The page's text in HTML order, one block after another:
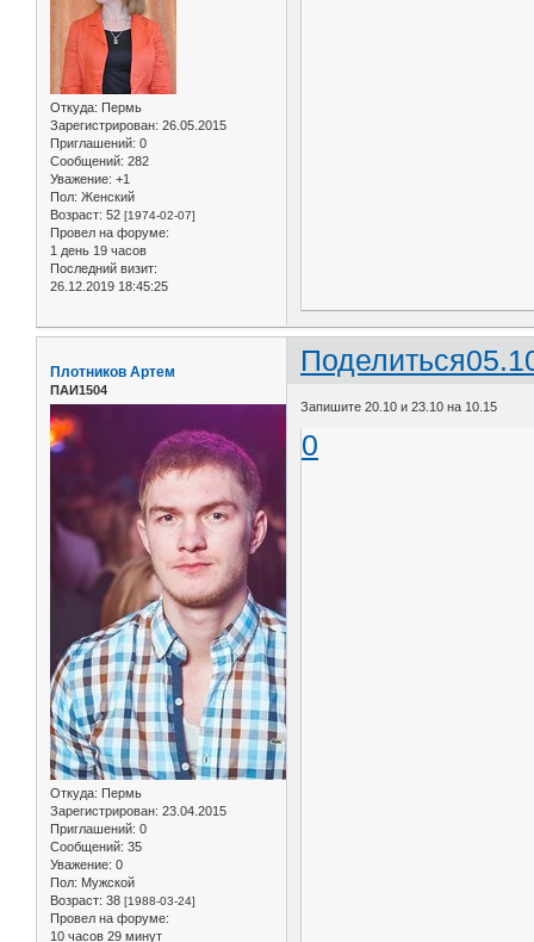
Откуда: Пермь
Зарегистрирован: 26.05.2015
Приглашений: 0
Сообщений: 282
Уважение: +1
Пол: Женский
Возраст: 52 [1974-02-07]
Провел на форуме:
1 день 19 часов
Последний визит:
26.12.2019 18:45:25
Поделиться
Плотников Артем
ПАИ1504
Откуда: Пермь
Зарегистрирован: 23.04.2015
Приглашений: 0
Сообщений: 35
Уважение: 0
Пол: Мужской
Возраст: 38 [1988-03-24]
Провел на форуме:
10 часов 29 минут
Запишите 20.10 и 23.10 на 10.15
0